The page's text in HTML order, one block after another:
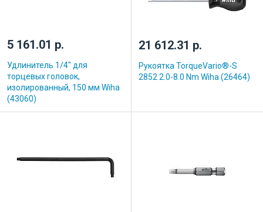
5 161.01 р.
Удлинитель 1/4" для
торцевых головок,
изолированный, 150 мм Wiha
(43060)
21 612.31 р.
Рукоятка TorqueVario®-S
2852 2.0-8.0 Nm Wiha (26464)